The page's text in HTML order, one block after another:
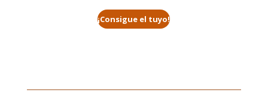
¡Consigue el tuyo!